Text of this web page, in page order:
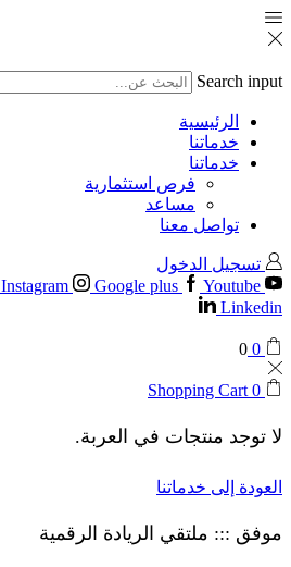
Search input
الرئيسية
خدماتنا
خدماتنا
فرص استثمارية
مساعد
تواصل معنا
تسجيل الدخول
Instagram Google plus
Youtube
Linkedin
0
0
0
Shopping Cart
لا توجد منتجات في العربة.
العودة إلى خدماتنا
موفق ::: ملتقي الريادة الرقمية